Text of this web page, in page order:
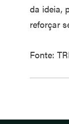
da ideia,
reforçar
Fonte: